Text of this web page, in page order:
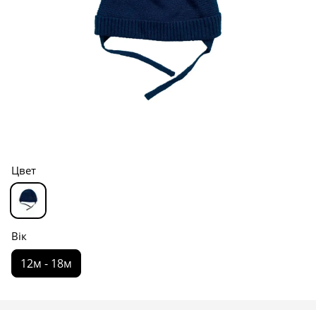
Цвет
Вік
12м - 18м